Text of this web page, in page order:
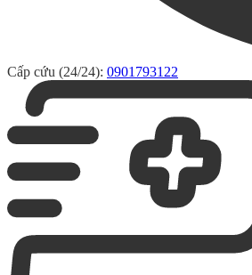
Cấp cứu (24/24): 0901793122